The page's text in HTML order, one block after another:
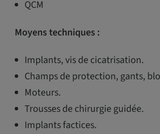
QCM
Moyens techniques :
Implants, vis de cicatrisation.
Champs de protection, gants,
Moteurs.
Trousses de chirurgie guidée.
Implants factices.